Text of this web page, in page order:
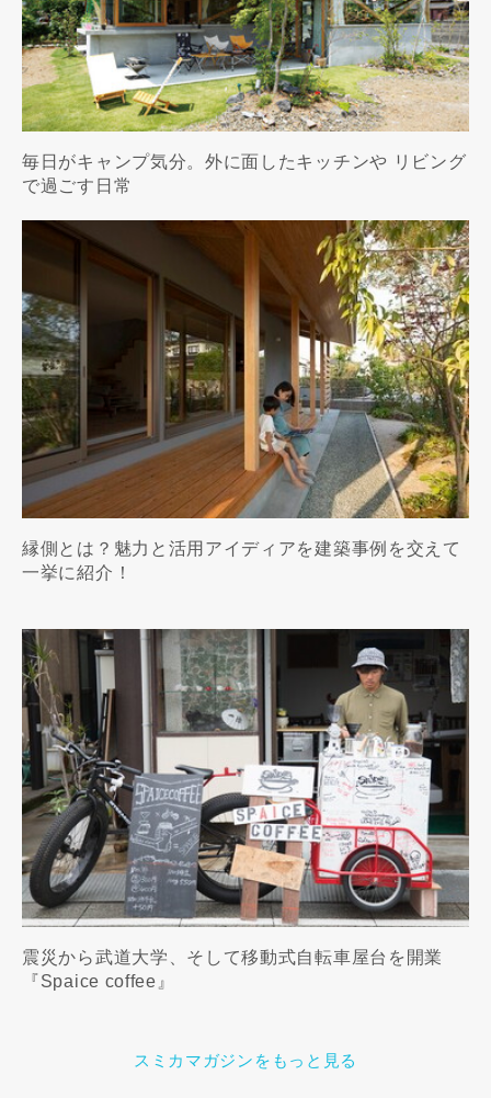
毎日がキャンプ気分。外に面したキッチンや リビング
で過ごす日常
縁側とは？魅力と活用アイディアを建築事例を交えて
一挙に紹介！
震災から武道大学、そして移動式自転車屋台を開業
『Spaice coffee』
スミカマガジンをもっと見る